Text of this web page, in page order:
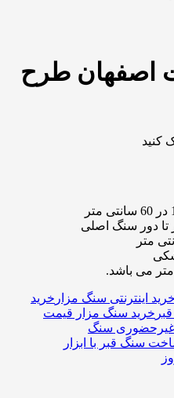
اصفهان طرح
کنید
خرید اینترنتی سنگ مزار خرید
خرید سنگ مزار قیمت
غیرحضوری سنگ
سنگ قبر با ابزار